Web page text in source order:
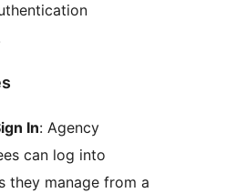
In: Agency
can log into
they manage from a